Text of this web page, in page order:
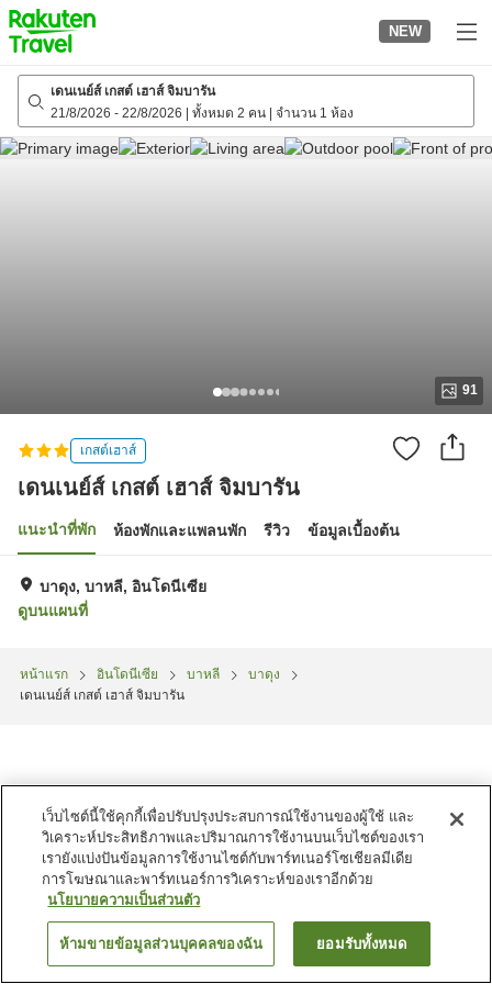
to
top
page
NEW
เดนเนย์ส์ เกสต์ เฮาส์ จิมบารัน
21/8/2026 - 22/8/2026 ทั้งหมด 2 คน จำนวน 1 ห้อง
91
เกสต์เฮาส์
เดนเนย์ส์ เกสต์ เฮาส์ จิมบารัน
แนะนำที่พัก ห้องพักและแพลนพัก รีวิว ข้อมูลเบื้องต้น
บาดุง, บาหลี, อินโดนีเซีย
ดูบนแผนที่
หน้าแรก อินโดนีเซีย บาหลี
บาดุง
เดนเนย์ส์ เกสต์ เฮาส์ จิมบารัน
ค้นหาห้องพัก
เว็บไซต์นี้ใช้คุกกี้เพื่อปรับปรุงประสบการณ์ใช้งานของผู้ใช้ และ
วิเคราะห์ประสิทธิภาพและปริมาณการใช้งานบนเว็บไซต์ของเรา
เรายังแบ่งปันข้อมูลการใช้งานไซต์กับพาร์ทเนอร์โซเชียลมีเดีย
การโฆษณาและพาร์ทเนอร์การวิเคราะห์ของเราอีกด้วย
นโยบายความเป็นส่วนตัว
ห้ามขายข้อมูลส่วนบุคคลของฉัน ยอมรับทั้งหมด